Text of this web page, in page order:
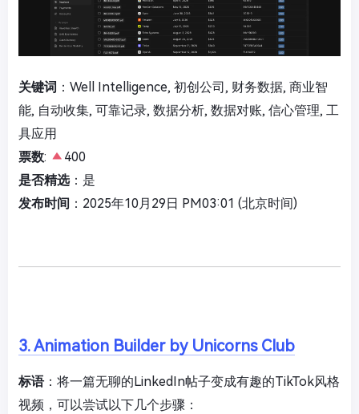
关键词 ：Well Intelligence, 初创公司, 财务数据, 商业智
能, 自动收集, 可靠记录, 数据分析, 数据对账, 信心管理, 工
具应用
票数:
400
是否精选：是
发布时间 ：2025年10月29日 PM03:01 (北京时间)
3. Animation Builder by Unicorns Club
标语：将一篇无聊的LinkedIn帖子变成有趣的TikTok风格
视频，可以尝试以下几个步骤：